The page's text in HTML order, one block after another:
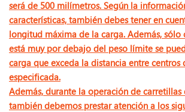
será de 500 milímetros. Según la
características, también debes tener en
longitud máxima de la carga. Además, sólo
está muy por debajo del peso límite se
carga que exceda la distancia entre centros
especificada.
Además, durante la operación de carretillas
también debemos prestar atención a los